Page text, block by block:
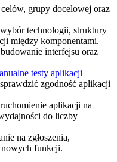
grupy docelowej oraz
technologii, struktury
między komponentami.
interfejsu oraz
testy aplikacji
zgodność aplikacji
aplikacji na
do liczby
na zgłoszenia,
nowych funkcji.